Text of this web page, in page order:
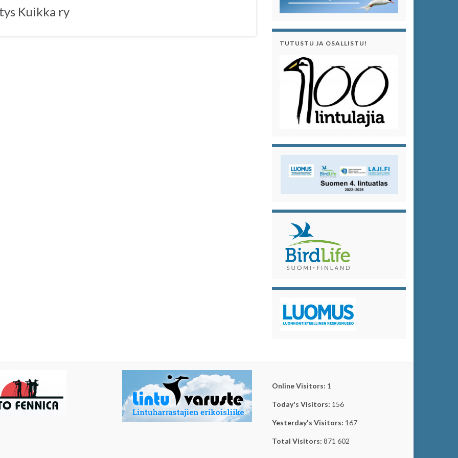
Kuikka ry
TUTUSTU JA OSALLISTU!
Online Visitors: 1
Today's Visitors: 156
Yesterday's Visitors: 167
Total Visitors: 871 602